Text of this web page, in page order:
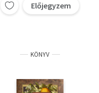
Előjegyzem
KÖNYV